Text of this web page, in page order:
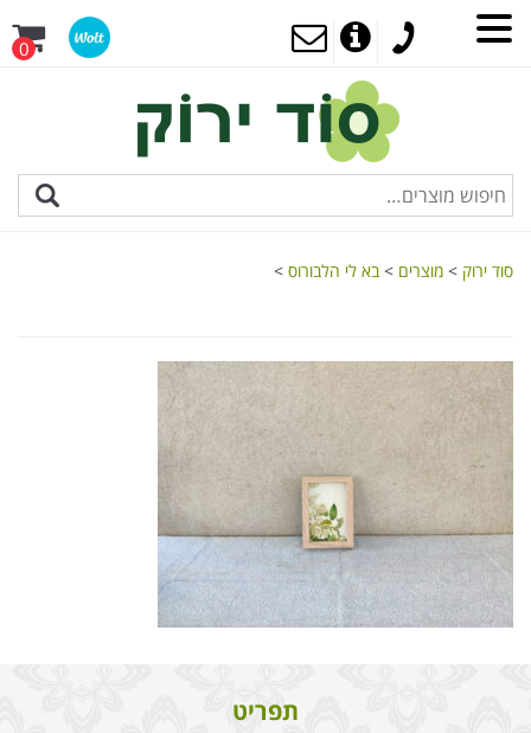
0
סוד ירוק > מוצרים >בא לי הלבורוס >
תפריט